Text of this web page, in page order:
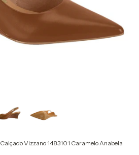
Calçado Vizzano 1483101 Caramelo Anabela